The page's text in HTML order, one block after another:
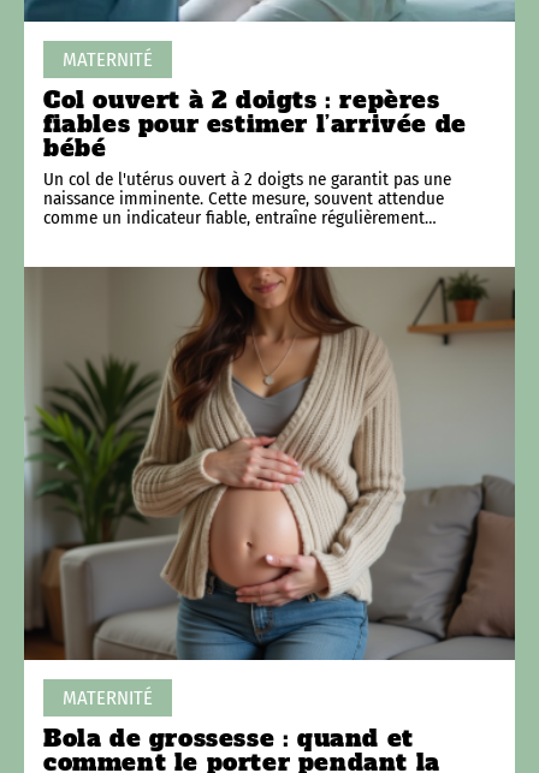
MATERNITÉ
Col ouvert à 2 doigts : repères
fiables pour estimer l’arrivée de
bébé
Un col de l'utérus ouvert à 2 doigts ne garantit pas une
naissance imminente. Cette mesure, souvent attendue
comme un indicateur fiable, entraîne régulièrement…
MATERNITÉ
Bola de grossesse : quand et
comment le porter pendant la